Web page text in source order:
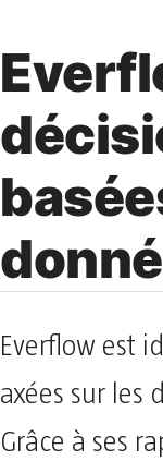
Everflow est
axées sur les
Grâce à ses